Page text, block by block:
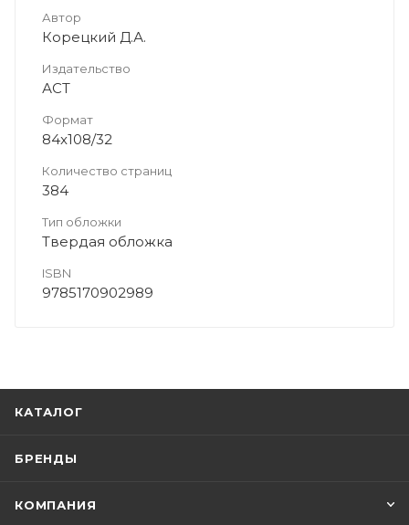
Автор
Корецкий Д.А.
Издательство
АСТ
Формат
84x108/32
Количество страниц
384
Тип обложки
Твердая обложка
ISBN
9785170902989
КАТАЛОГ
БРЕНДЫ
КОМПАНИЯ